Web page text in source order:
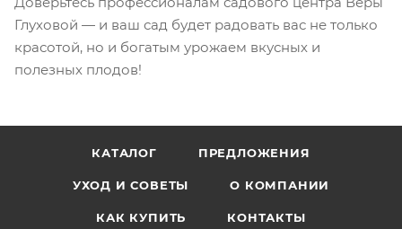
Глуховой — и ваш сад будет радовать вас не только
красотой, но и богатым урожаем вкусных и
полезных плодов!
КАТАЛОГ ПРЕДЛОЖЕНИЯ
УХОД И СОВЕТЫ О КОМПАНИИ
КАК КУПИТЬ КОНТАКТЫ